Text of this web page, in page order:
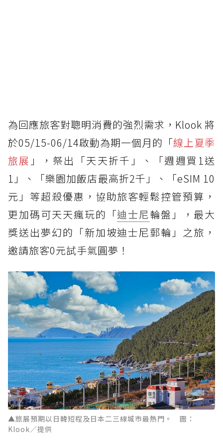
為回應旅客對聰明消費的強烈需求，Klook 將
於05/15-06/14啟動為期一個月的「線上夏季
旅展 」，祭出「天天折千」、「週週買1送
1」、「樂園加飯店最高折2千」、「eSIM 10
元」等超殺優惠，協助旅客輕鬆控管預算，
更加碼可天天瘋玩的「迪士尼輪盤」，最大
獎送出夢幻的「新加坡迪士尼郵輪」之旅，
邀請旅客0元試手氣圓夢！
▲旅展預期以日韓短程及日本二三線城市最熱門。 圖：
Klook／提供